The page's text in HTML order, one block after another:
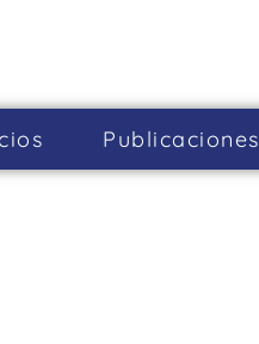
Publicaciones